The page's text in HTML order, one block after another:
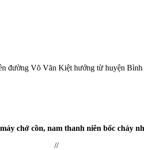
Võ Văn Kiệt hướng từ huyện
chở cồn, nam thanh niên bốc cháy
//